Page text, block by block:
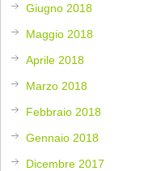
Giugno 2018
Maggio 2018
Aprile 2018
Marzo 2018
Febbraio 2018
Gennaio 2018
Dicembre 2017